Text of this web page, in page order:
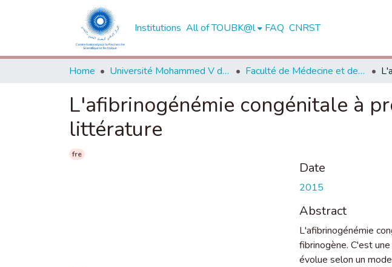
Institutions All of TOUBK@l FAQ CNRST
Home Université Mohammed V de Rabat Faculté de Médecine et de Pharmacie - Rabat
L'afibrinogénémie congénitale à
littérature
fre
Date
2015
Abstract
L'afibrinogénémie
fibrinogène. C'est
évolue selon un